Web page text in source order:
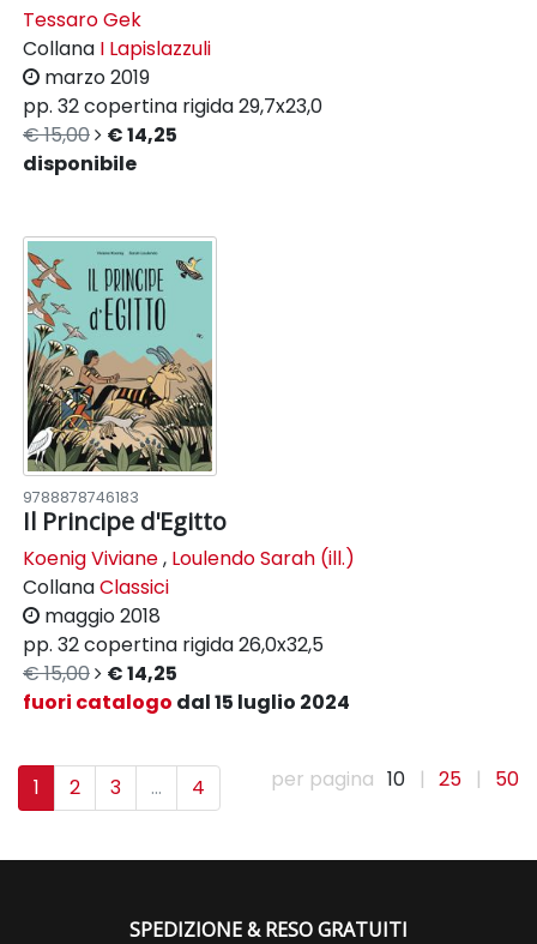
Tessaro Gek
Collana I Lapislazzuli
marzo 2019
pp. 32copertina rigida29,7x23,0
€ 15,00
€ 14,25
disponibile
9788878746183
Il Principe d'Egitto
Koenig Viviane, Loulendo Sarah (ill.)
CollanaClassici
maggio 2018
pp. 32copertina rigida26,0x32,5
€ 15,00
€ 14,25
fuori catalogo dal 15 luglio 2024
1 2 3 ... 4 per pagina 10 | 25 | 50
SPEDIZIONE & RESO GRATUITI